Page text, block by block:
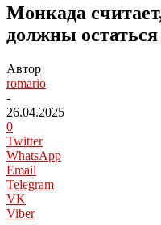
Монкада
должны
Автор
romario
-
26.04.2025
0
Twitter
WhatsApp
Email
Telegram
VK
Viber